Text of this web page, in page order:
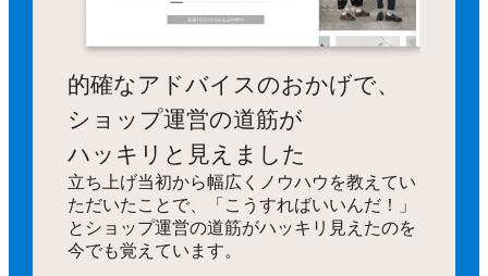
的確なアドバイスのおかげで、
ショップ運営の道筋が
ハッキリと見えました
立ち上げ当初から幅広くノウハウを教えてい
ただいたことで、「こうすればいいんだ！」
とショップ運営の道筋がハッキリ見えたのを
今でも覚えています。